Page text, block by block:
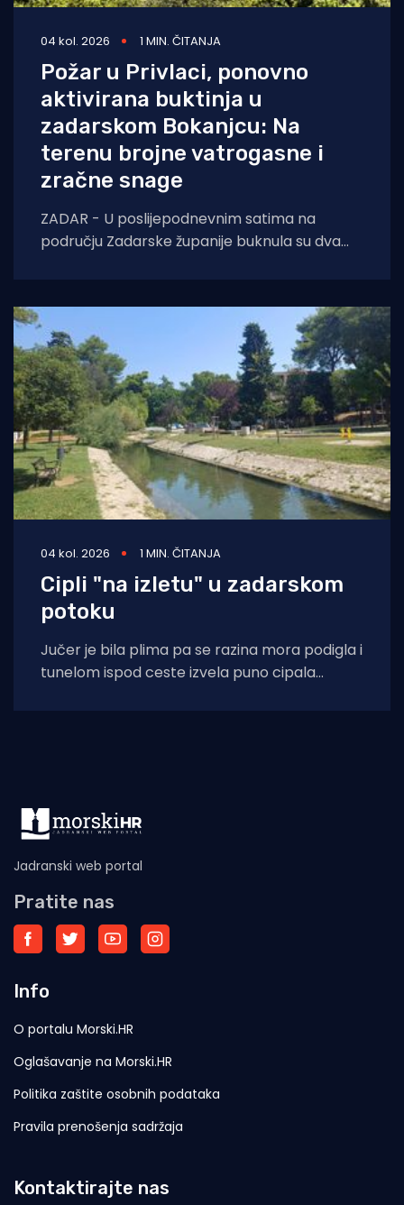
04 kol. 2026 1 MIN. ČITANJA
Požar u Privlaci, ponovno
aktivirana buktinja u
zadarskom Bokanjcu: Na
terenu brojne vatrogasne i
zračne snage
ZADAR - U poslijepodnevnim satima na
području Zadarske županije buknula su dva
04 kol. 2026 1 MIN. ČITANJA
Cipli "na izletu" u zadarskom
potoku
Jučer je bila plima pa se razina mora podigla i
tunelom ispod ceste izvela puno cipala
Jadranski web portal
Pratite nas
Info
O portalu Morski.HR
Oglašavanje na Morski.HR
Politika zaštite osobnih podataka
Pravila prenošenja sadržaja
Kontaktirajte nas